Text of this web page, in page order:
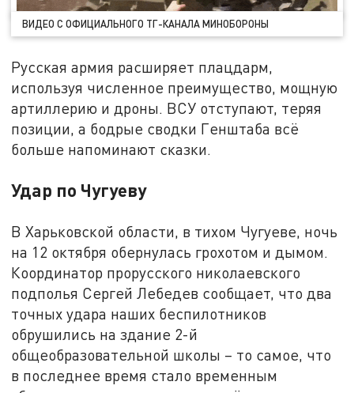
ВИДЕО С ОФИЦИАЛЬНОГО ТГ-КАНАЛА МИНОБОРОНЫ
Русская армия расширяет плацдарм,
используя численное преимущество, мощную
артиллерию и дроны. ВСУ отступают, теряя
позиции, а бодрые сводки Генштаба всё
больше напоминают сказки.
Удар по Чугуеву
В Харьковской области, в тихом Чугуеве, ночь
на 12 октября обернулась грохотом и дымом.
Координатор прорусского николаевского
подполья Сергей Лебедев сообщает, что два
точных удара наших беспилотников
обрушились на здание 2-й
общеобразовательной школы – то самое, что
в последнее время стало временным